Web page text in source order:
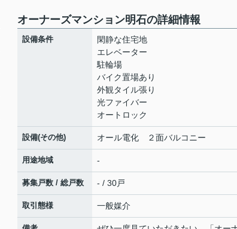
オーナーズマンション明石の詳細情報
設備条件
閑静な住宅地
エレベーター
駐輪場
バイク置場あり
外観タイル張り
光ファイバー
オートロック
設備(その他) オール電化 ２面バルコニー
用途地域 -
募集戸数 / 総戸数 - / 30戸
取引態様 一般媒介